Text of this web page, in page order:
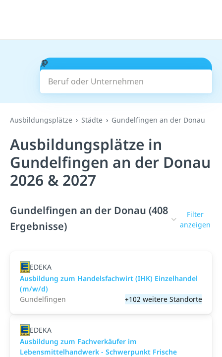
Beruf oder Unternehmen
Suchen
Ausbildungsplätze Städte Gundelfingen an der Donau
Ausbildungsplätze in
Gundelfingen an der Donau
2026 & 2027
Gundelfingen an der Donau (408
Ergebnisse)
Filter
anzeigen
EDEKA
Ausbildung zum Handelsfachwirt (IHK) Einzelhandel
(m/w/d)
Gundelfingen
+102 weitere Standorte
EDEKA
Ausbildung zum Fachverkäufer im
Lebensmittelhandwerk - Schwerpunkt Frische